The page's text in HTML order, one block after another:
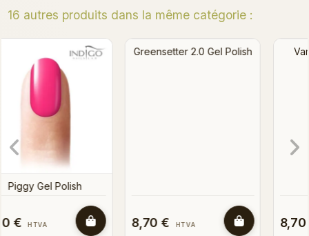
16 autres produits dans la même catégorie :
Greensetter 2.0 Gel Polish
8,70 € HTVA
Vampirella Gel Polish
8,70 € HTVA